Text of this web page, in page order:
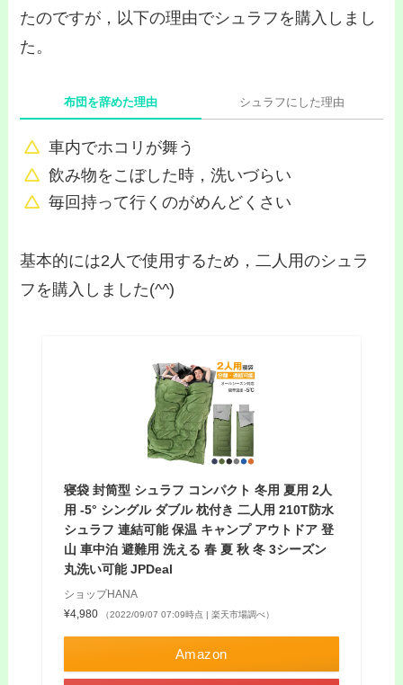
たのですが，以下の理由でシュラフを購入しまし
た。
布団を辞めた理由 シュラフにした理由
車内でホコリが舞う
飲み物をこぼした時，洗いづらい
毎回持って行くのがめんどくさい
基本的には2人で使用するため，二人用のシュラ
フを購入しました(^^)
寝袋 封筒型 シュラフ コンパクト 冬用 夏用 2人
用 -5° シングル ダブル 枕付き 二人用 210T防水
シュラフ 連結可能 保温 キャンプ アウトドア 登
山 車中泊 避難用 洗える 春 夏 秋 冬 3シーズン
丸洗い可能 JPDeal
ショップHANA
¥4,980
（2022/09/07 07:09時点 | 楽天市場調べ）
Amazon